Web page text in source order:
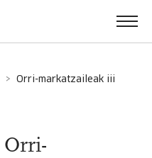
orri-markatzaileak iii
Orri-